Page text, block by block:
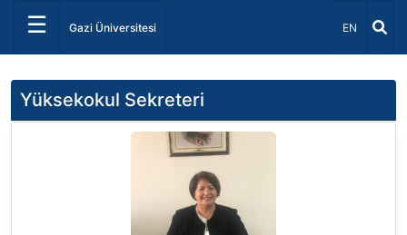
☰ Gazi Üniversitesi Dil Seçiniz
EN
Yüksekokul Sekreteri